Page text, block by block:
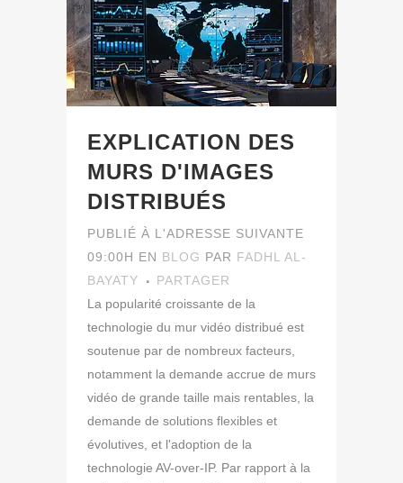
EXPLICATION DES
MURS D'IMAGES
DISTRIBUÉS
PUBLIÉ À L'ADRESSE SUIVANTE
09:00H EN BLOG PAR FADHL AL-
BAYATY
PARTAGER
La popularité croissante de la
technologie du mur vidéo distribué est
soutenue par de nombreux facteurs,
notamment la demande accrue de murs
vidéo de grande taille mais rentables, la
demande de solutions flexibles et
évolutives, et l'adoption de la
technologie AV-over-IP. Par rapport à la